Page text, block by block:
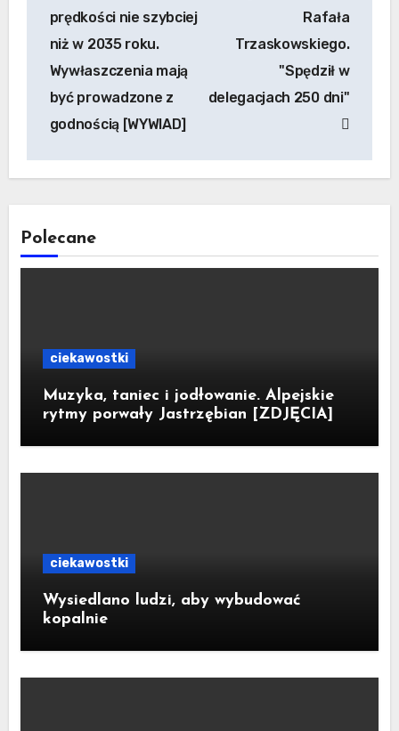
prędkości nie szybciej
niż w 2035 roku.
Wywłaszczenia mają
być prowadzone z
godnością [WYWIAD]
Rafała
Trzaskowskiego.
"Spędził w
delegacjach 250 dni"
Polecane
ciekawostki
Muzyka, taniec i jodłowanie. Alpejskie
rytmy porwały Jastrzębian [ZDJĘCIA]
ciekawostki
Wysiedlano ludzi, aby wybudować
kopalnie